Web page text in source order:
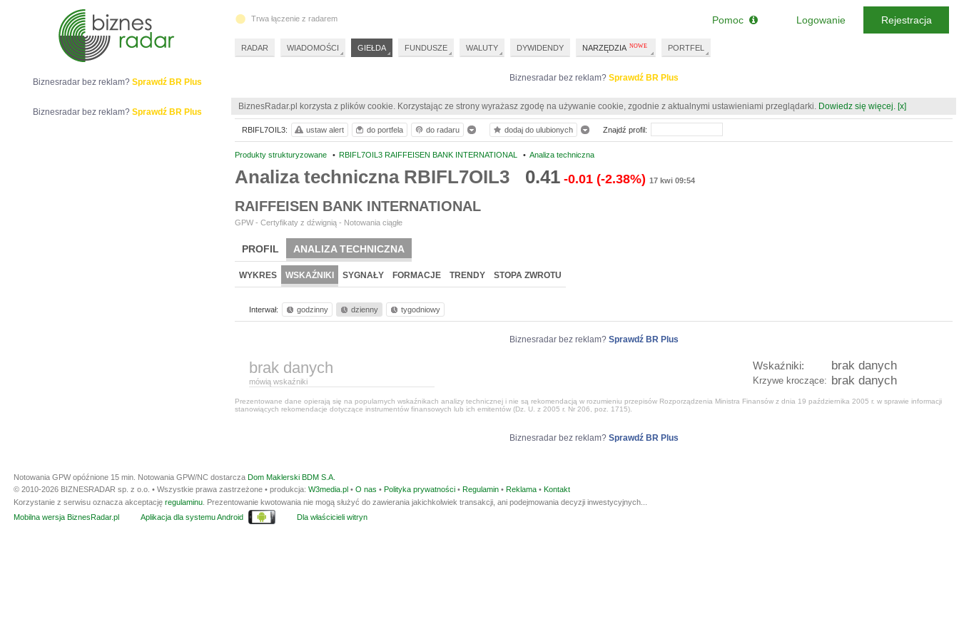
Biznesradar bez reklam? Sprawdź BR Plus
BiznesRadar.pl korzysta z plików cookie. Korzystając ze strony wyrażasz zgodę na używanie cookie, zgodnie z aktualnymi ustawieniami przeglądarki. Dowiedz się więcej. [x]
Produkty strukturyzowane • RBIFL7OIL3 RAIFFEISEN BANK INTERNATIONAL • Analiza techniczna
Analiza techniczna RBIFL7OIL3 0.41 -0.01 (-2.38%) 17 kwi 09:54
RAIFFEISEN BANK INTERNATIONAL
GPW - Certyfikaty z dźwignią - Notowania ciągłe
PROFIL ANALIZA TECHNICZNA
WYKRES WSKAŹNIKI SYGNAŁY FORMACJE TRENDY STOPA ZWROTU
Interwał: godzinny dzienny tygodniowy
Biznesradar bez reklam? Sprawdź BR Plus
brak danych
mówią wskaźniki
brak danych
Wskaźniki:
brak danych
Krzywe kroczące:
Prezentowane dane opierają się na popularnych wskaźnikach analizy technicznej i nie są rekomendacją w rozumieniu przepisów Rozporządzenia Ministra Finansów z dnia 19 października 2005 r. w sprawie informacji
stanowiących rekomendacje dotyczące instrumentów finansowych lub ich emitentów (Dz. U. z 2005 r. Nr 206, poz. 1715).
Biznesradar bez reklam? Sprawdź BR Plus
RBIFL7OIL3: ustaw alert do portfela do radaru dodaj do ulubionych Znajdź profil:
Biznesradar bez reklam? Sprawdź BR Plus
Biznesradar bez reklam? Sprawdź BR Plus
Trwa łączenie z radarem
RADAR WIADOMOŚCI GIEŁDA FUNDUSZE WALUTY DYWIDENDY NARZĘDZIA PORTFEL
Pomoc Logowanie Rejestracja
Notowania GPW opóźnione 15 min. Notowania GPW/NC dostarcza Dom Maklerski BDM S.A.
© 2010-2026 BIZNESRADAR sp. z o.o. • Wszystkie prawa zastrzeżone • produkcja: W3media.pl • O nas • Polityka prywatności • Regulamin • Reklama • Kontakt
Korzystanie z serwisu oznacza akceptację regulaminu . Prezentowanie kwotowania nie mogą służyć do zawierania jakichkolwiek transakcji, ani podejmowania decyzji inwestycyjnych...
Mobilna wersja BiznesRadar.pl
Aplikacja dla systemu Android Dla właścicieli witryn